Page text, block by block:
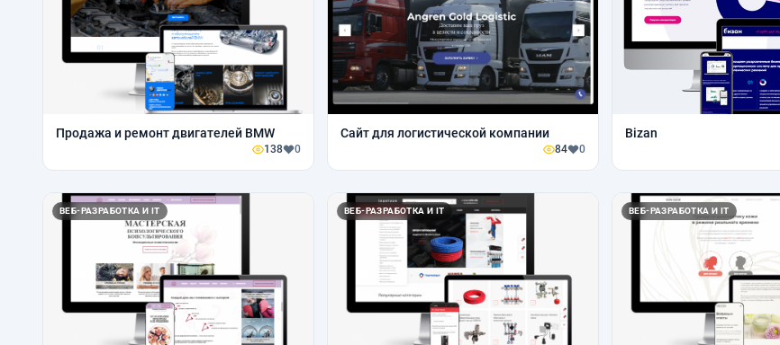
Продажа и ремонт двигателей BMW
138 0
Сайт для логистической компании
84 0
Bizan
ВЕБ-РАЗРАБОТКА И IT ВЕБ-РАЗРАБОТКА И IT ВЕБ-РАЗРАБОТКА И IT